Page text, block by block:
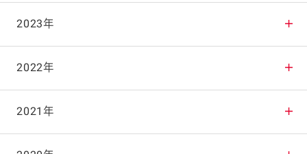
2025年11月
2025年10月
2025年9月
2024年12月
2024年11月
2024年10月
2023年
2023年12月
2023年11月
2022年
2022年12月
2021年